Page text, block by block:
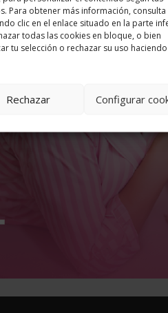
Para obtener más información, consulta
clic en el enlace situado en la parte
todas las cookies en bloque, o bien
tu selección o rechazar su uso haciendo
Rechazar Configurar